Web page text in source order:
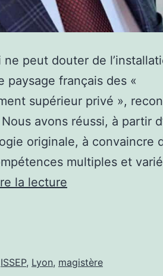
ne peut douter de
paysage français des «
supérieur privé »,
avons réussi, à partir
originale, à convaincre
multiples et
la lecture
DU
ISSEP, Lyon, magistère